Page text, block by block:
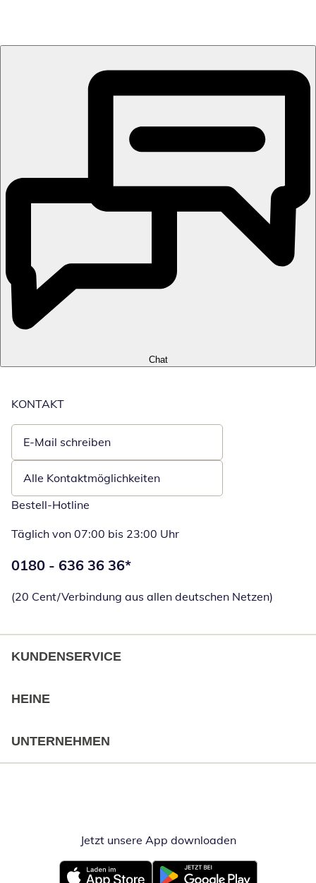
Chat
KONTAKT
E-Mail schreiben
Öffnet E-Mail-Client
Alle Kontaktmöglichkeiten
Bestell-Hotline
Täglich von 07:00 bis 23:00 Uhr
Telefonnummer:
0180 - 636 36 36*
(20 Cent/Verbindung aus allen deutschen Netzen)
KUNDENSERVICE
HEINE
UNTERNEHMEN
Jetzt unsere App downloadenÖffnet in